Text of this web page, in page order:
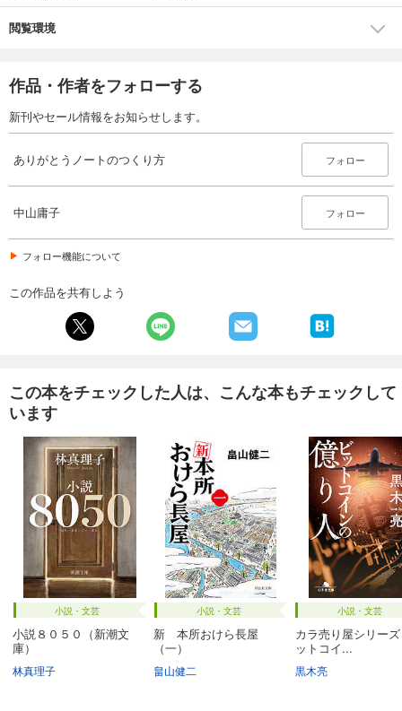
閲覧環境
作品・作者をフォローする
新刊やセール情報をお知らせします。
ありがとうノートのつくり方 フォロー
中山庸子 フォロー
フォロー機能について
この作品を共有しよう
この本をチェックした人は、こんな本もチェックして
います
小説・文芸
小説８０５０（新潮文
庫）
林真理子
小説・文芸
新 本所おけら長屋
（一）
畠山健二
小説・文芸
カラ売り屋シリー
ットコイ...
黒木亮